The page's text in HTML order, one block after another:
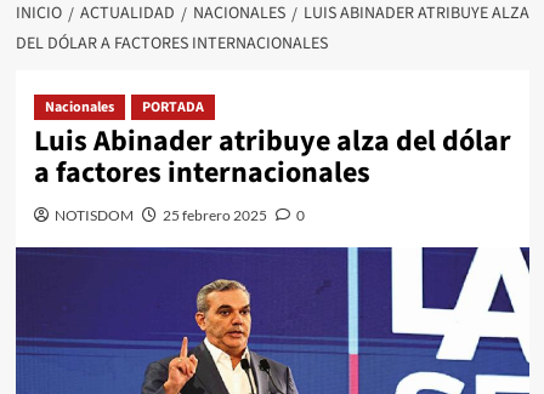
INICIO ACTUALIDAD NACIONALES
LUIS ABINADER ATRIBUYE ALZA
DEL DÓLAR A FACTORES INTERNACIONALES
Nacionales PORTADA
Luis Abinader atribuye alza del dólar
a factores internacionales
NOTISDOM 25 febrero 2025 0